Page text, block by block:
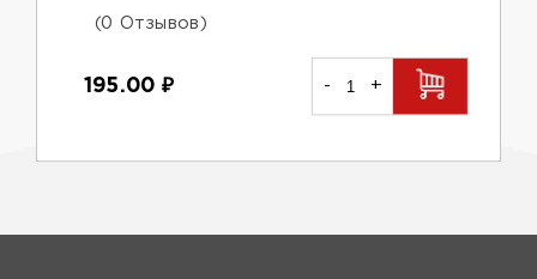
(0 Отзывов)
195.00 ₽ - +